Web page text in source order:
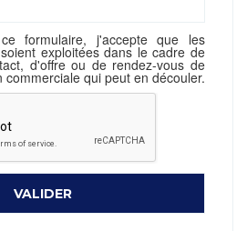
formulaire, j'accepte que les
exploitées dans le cadre de
d'offre ou de rendez-vous de
commerciale qui peut en découler.